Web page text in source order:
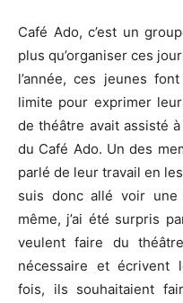
Café Ado, c’est un
plus qu’organiser ces
l’année, ces jeunes
limite pour exprimer
de théâtre avait assisté
du Café Ado. Un des
parlé de leur travail en
suis donc allé voir
même, j’ai été surpris
veulent faire du
nécessaire et écrivent
fois, ils souhaitaient